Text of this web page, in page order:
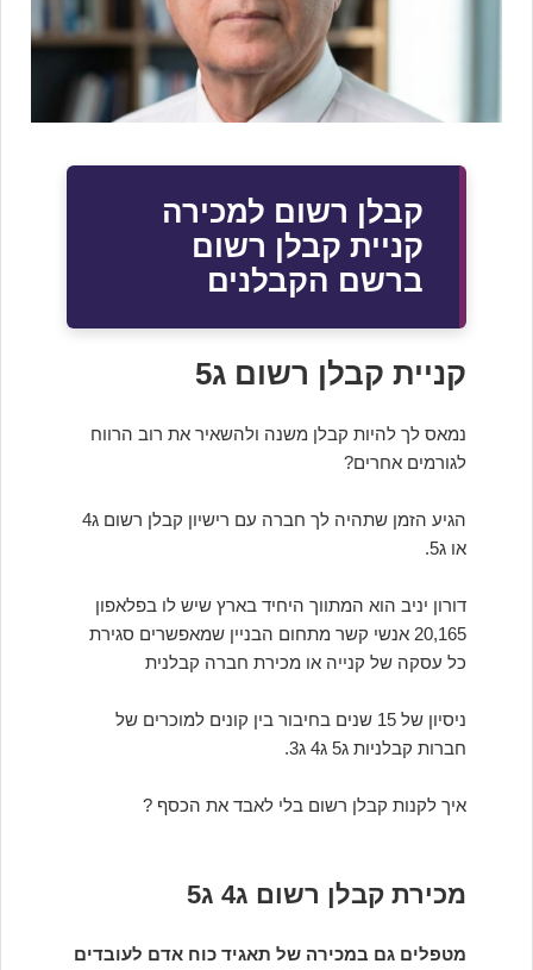
קבלן רשום למכירה
קניית קבלן רשום
ברשם הקבלנים
קניית קבלן רשום ג5
נמאס לך להיות קבלן משנה ולהשאיר את רוב הרווח
לגורמים אחרים?
הגיע הזמן שתהיה לך חברה עם רישיון קבלן רשום ג4
או ג5.
דורון יניב הוא המתווך היחיד בארץ שיש לו בפלאפון
20,165 אנשי קשר מתחום הבניין שמאפשרים סגירת
כל עסקה של קנייה או מכירת חברה קבלנית
ניסיון של 15 שנים בחיבור בין קונים למוכרים של
חברות קבלניות ג5 ג4 ג3.
איך לקנות קבלן רשום בלי לאבד את הכסף ?
מכירת קבלן רשום ג4 ג5
מטפלים גם במכירה של תאגיד כוח אדם לעובדים